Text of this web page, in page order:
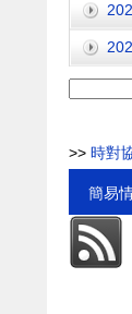
>> 時對
簡易